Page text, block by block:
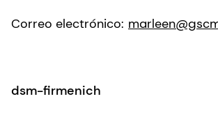
Correo electrónico:
dsm-firmenich